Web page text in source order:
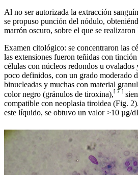
Al no ser autorizada la extracción
se propuso punción del nódulo,
marrón oscuro, sobre el que se realizaron
Examen citológico: se concentraron las
las extensiones fueron teñidas con
células con núcleos redondos u ovalados
poco definidos, con un grado moderado
binucleadas y muchas con material
color negro (gránulos de tiroxina),[ 7 ]
compatible con neoplasia tiroidea (Fig.
este líquido, se obtuvo un valor >10 µg/